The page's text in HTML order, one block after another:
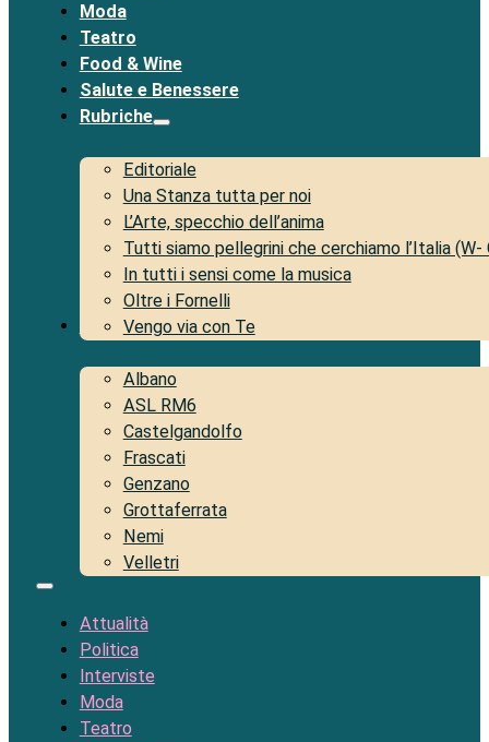
Moda
Teatro
Food & Wine
Salute e Benessere
Rubriche
Editoriale
Una Stanza tutta per noi
L’Arte, specchio dell’anima
Tutti siamo pellegrini che cerchiamo l’Italia (W-
In tutti i sensi come la musica
Oltre i Fornelli
Vengo via con Te
Territorio
Albano
ASL RM6
Castelgandolfo
Frascati
Genzano
Grottaferrata
Nemi
Velletri
Attualità
Politica
Interviste
Moda
Teatro